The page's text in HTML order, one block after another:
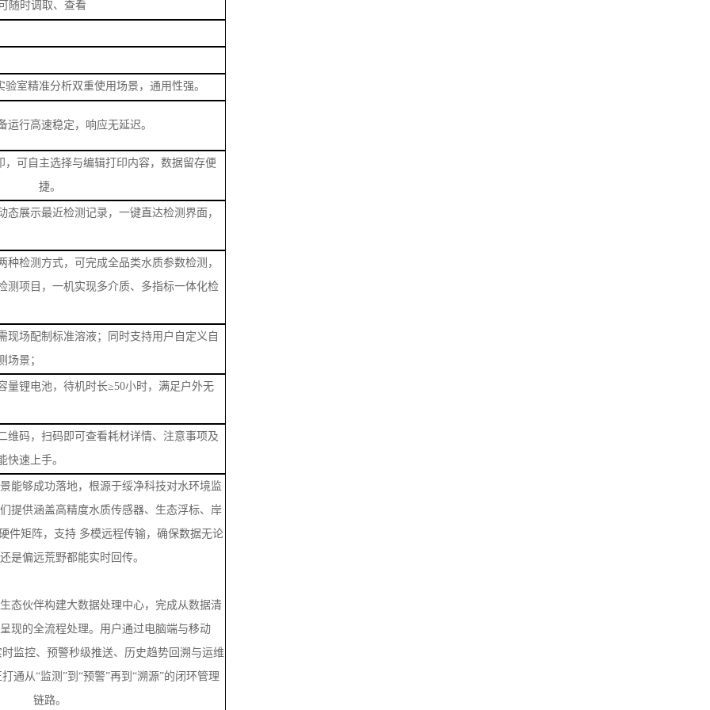
随时调取、查看
室精准分析双重使用场景，通用性强。
运行高速稳定，响应无延迟。
，可自主选择与编辑打印内容，数据留存便
捷。
态展示最近检测记录，一键直达检测界面，
种检测方式，可完成全品类水质参数检测，
测项目，一机实现多介质、多指标一体化检
现场配制标准溶液；同时支持用户自定义自
场景 ；
量锂电池，待机时长≥50小时，满足户外无
维码，扫码即可查看耗材详情、注意事项及
快速上手。
能够成功落地，根源于绥净科技对水环境监
提供涵盖高精度水质传感器、生态浮标、岸
件矩阵，支持 多模远程传输，确保数据无论
是偏远荒野都能实时回传。
态伙伴构建大数据处理中心，完成从数据清
现的全流程处理。用户通过电脑端与移动
监控、预警秒级推送、历史趋势回溯与运维
通从“监测”到“预警”再到“溯源”的闭环管理
链路。